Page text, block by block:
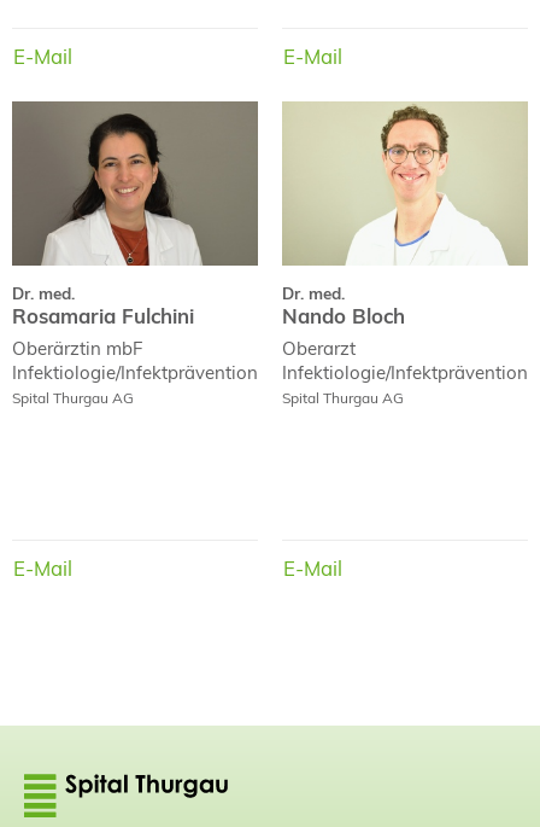
E-Mail E-Mail
Dr. med.
Rosamaria Fulchini
Oberärztin mbF
Infektiologie/Infektprävention
Spital Thurgau AG
E-Mail
Rosamaria Fulchini
Dr. med.
Nando Bloch
Oberarzt
Infektiologie/Infektprävention
Spital Thurgau AG
E-Mail
Nando Bloch